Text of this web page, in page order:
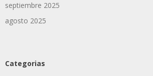
septiembre 2025
agosto 2025
Categorias